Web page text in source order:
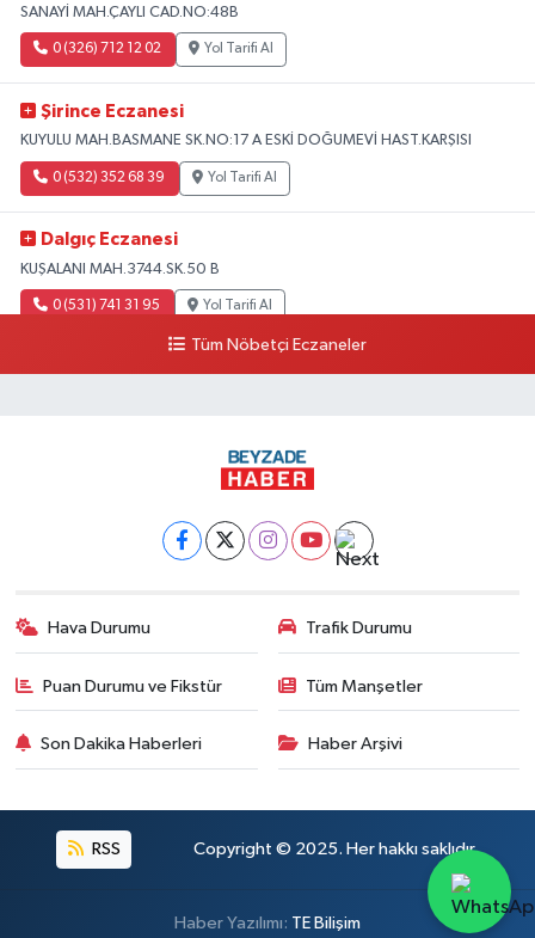
SANAYİ MAH.ÇAYLI CAD.NO:48B
0 (326) 712 12 02 Yol Tarifi Al
Şirince Eczanesi
KUYULU MAH.BASMANE SK.NO:17 A ESKİ DOĞUMEVİ HAST.KARŞISI
0 (532) 352 68 39 Yol Tarifi Al
Dalgıç Eczanesi
KUŞALANI MAH.3744.SK.50 B
0 (531) 741 31 95 Yol Tarifi Al
İskenderun-antakya yolu üzeri Serinyol Mah. Büyükdalyan Konteyner Kent
Karaçay mahallesi Samandağ Antakya yolu caddesi 59 B
0 (532) 380 47 77 Yol Tarifi Al
Kübra Eczanesi
0 (326) 712 13 81 Yol Tarifi Al
Tüm Nöbetçi Eczaneler
Hava Durumu Trafik Durumu
Puan Durumu ve Fikstür Tüm Manşetler
Son Dakika Haberleri Haber Arşivi
RSS Copyright © 2025. Her hakkı saklıdır.
Haber Yazılımı: TE Bilişim